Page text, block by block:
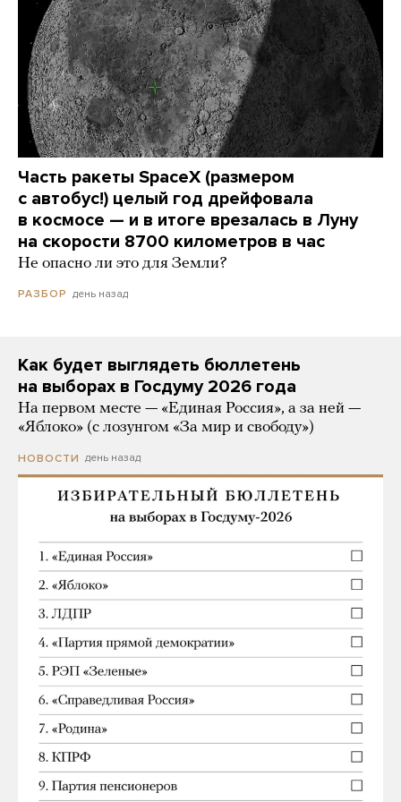
Часть ракеты SpaceX (размером
с автобус!) целый год дрейфовала
в космосе — и в итоге врезалась в Луну
на скорости 8700 километров в час
Не опасно ли это для Земли?
РАЗБОР день назад
Как будет выглядеть бюллетень
на выборах в Госдуму 2026 года
На первом месте — «Единая Россия», а за ней —
«Яблоко» (с лозунгом «За мир и свободу»)
НОВОСТИ день назад